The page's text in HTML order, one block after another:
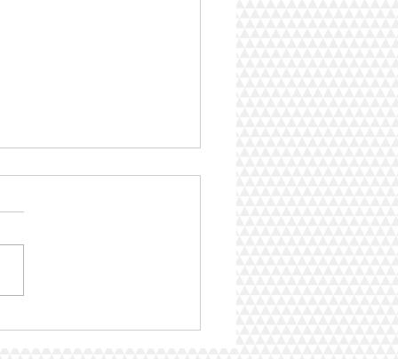
びバッティング